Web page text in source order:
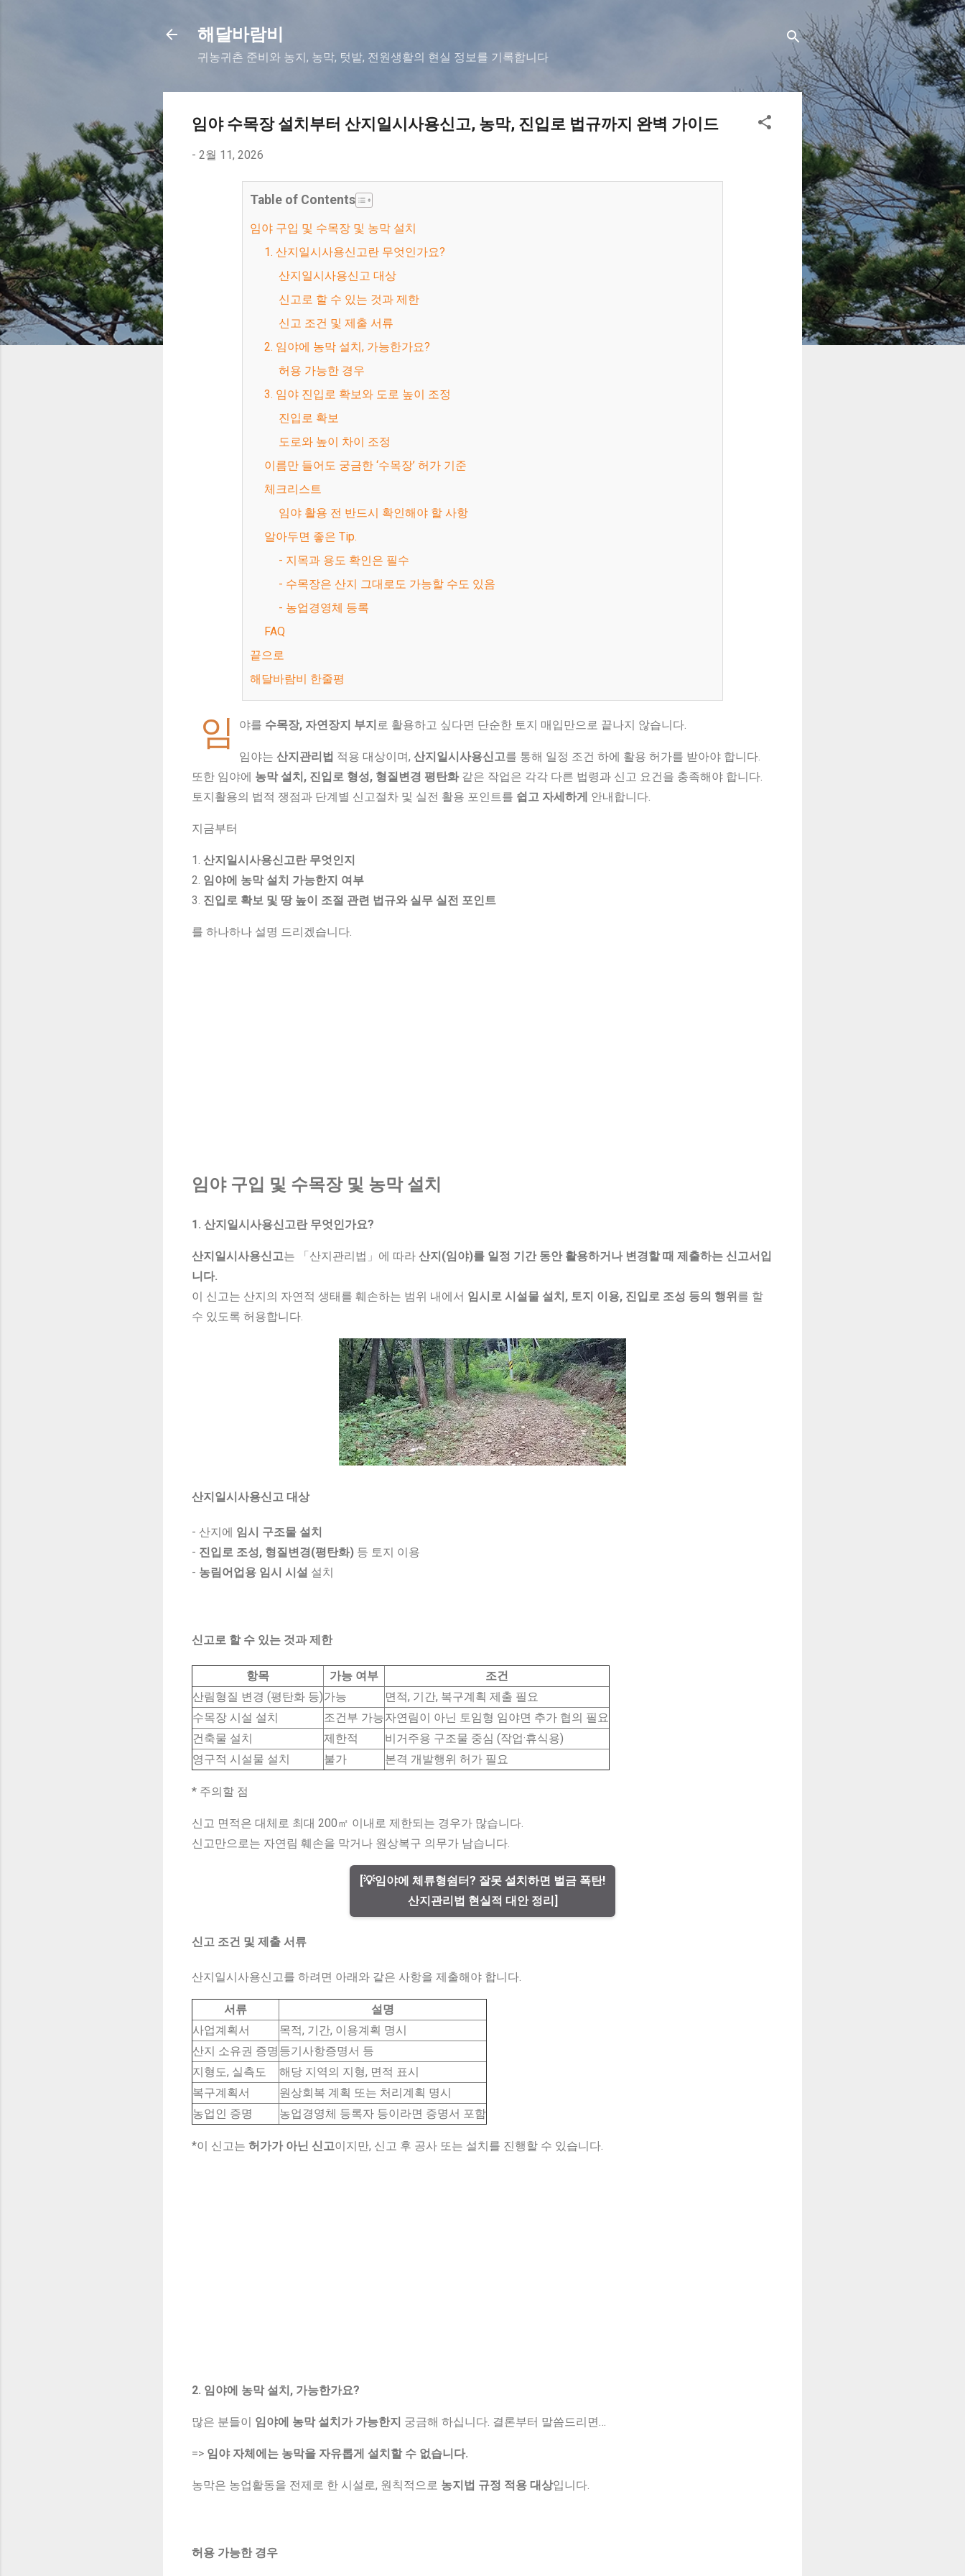
해달바람비
귀농귀촌 준비와 농지, 농막, 텃밭, 전원생활의 현실 정보를 기록합니다
임야 수목장 설치부터 산지일시사용신고, 농막, 진입로 법규까지 완벽 가이드
- 2월 11, 2026
Table of Contents
임야 구입 및 수목장 및 농막 설치
1. 산지일시사용신고란 무엇인가요?
산지일시사용신고 대상
신고로 할 수 있는 것과 제한
신고 조건 및 제출 서류
2. 임야에 농막 설치, 가능한가요?
허용 가능한 경우
3. 임야 진입로 확보와 도로 높이 조정
진입로 확보
도로와 높이 차이 조정
이름만 들어도 궁금한 ‘수목장’ 허가 기준
체크리스트
임야 활용 전 반드시 확인해야 할 사항
알아두면 좋은 Tip.
- 지목과 용도 확인은 필수
- 수목장은 산지 그대로도 가능할 수도 있음
- 농업경영체 등록
FAQ
끝으로
해달바람비 한줄평
임 야를 수목장, 자연장지 부지로 활용하고 싶다면 단순한 토지 매입만으로 끝나지 않습니다.
임야는 산지관리법 적용 대상이며, 산지일시사용신고를 통해 일정 조건 하에 활용 허가를 받아야 합니다.
또한 임야에 농막 설치, 진입로 형성, 형질변경 평탄화같은 작업은 각각 다른 법령과 신고 요건을 충족해야 합니다.
토지활용의 법적 쟁점과 단계별 신고절차 및 실전 활용 포인트를 쉽고 자세하게 안내합니다.
지금부터
1. 산지일시사용신고란 무엇인지
2. 임야에 농막 설치 가능한지 여부
3. 진입로 확보 및 땅 높이 조절 관련 법규와 실무 실전 포인트
를 하나하나 설명 드리겠습니다.
임야 구입 및 수목장 및 농막 설치
1. 산지일시사용신고란 무엇인가요?
산지일시사용신고는 「산지관리법」에 따라 산지(임야)를 일정 기간 동안 활용하거나 변경할 때 제출하는 신고서입
니다.
이 신고는 산지의 자연적 생태를 훼손하는 범위 내에서 임시로 시설물 설치, 토지 이용, 진입로 조성 등의 행위를 할
수 있도록 허용합니다.
산지일시사용신고 대상
- 산지에 임시 구조물 설치
- 진입로 조성, 형질변경(평탄화) 등 토지 이용
- 농림어업용 임시 시설 설치
신고로 할 수 있는 것과 제한
항목 가능 여부
조건
산림형질 변경 (평탄화 등)가능
면적, 기간, 복구계획 제출 필요
수목장 시설 설치
조건부 가능자연림이 아닌 토임형 임야면 추가 협의 필요
건축물 설치
제한적
비거주용 구조물 중심 (작업·휴식용)
영구적 시설물 설치
불가 본격 개발행위 허가 필요
* 주의할 점
신고 면적은 대체로 최대 200㎡ 이내로 제한되는 경우가 많습니다.
신고만으로는 자연림 훼손을 막거나 원상복구 의무가 남습니다.
[💡임야에 체류형쉼터? 잘못 설치하면 벌금 폭탄!
산지관리법 현실적 대안 정리]
신고 조건 및 제출 서류
산지일시사용신고를 하려면 아래와 같은 사항을 제출해야 합니다.
서류
설명
사업계획서
목적, 기간, 이용계획 명시
산지 소유권 증명 등기사항증명서 등
지형도, 실측도
해당 지역의 지형, 면적 표시
복구계획서
원상회복 계획 또는 처리계획 명시
농업인 증명
농업경영체 등록자 등이라면 증명서 포함
*이 신고는 허가가 아닌 신고이지만, 신고 후 공사 또는 설치를 진행할 수 있습니다.
2. 임야에 농막 설치, 가능한가요?
많은 분들이 임야에 농막 설치가 가능한지 궁금해 하십니다. 결론부터 말씀드리면…
=> 임야 자체에는 농막을 자유롭게 설치할 수 없습니다.
농막은 농업활동을 전제로 한 시설로, 원칙적으로 농지법 규정 적용 대상입니다.
허용 가능한 경우